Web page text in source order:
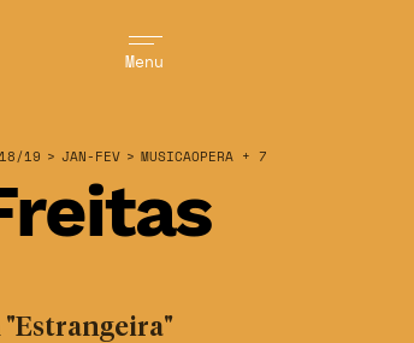
Menu
19 > JAN-FEV > MUSICAOPERA + 7